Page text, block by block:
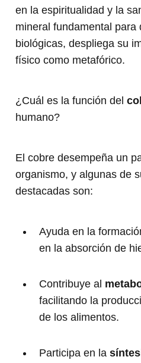
en la espiritualidad y la
mineral fundamental para
biológicas, despliega su
físico como metafórico.
¿Cuál es la función del
humano?
El cobre desempeña un
organismo, y algunas de
destacadas son:
Ayuda en la
en la absorción de
Contribuye al
facilitando la
de los alimentos.
Participa en la